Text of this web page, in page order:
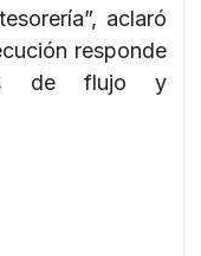
aclaró
responde
de flujo y